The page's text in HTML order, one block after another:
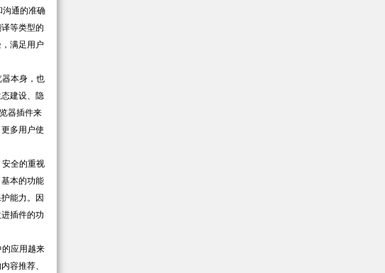
通的准确
等类型的
满足用户
本身，也
建设、隐
器插件来
多用户使
全的重视
本的功能
能力。因
插件的功
应用越来
容推荐、